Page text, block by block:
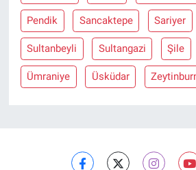
Pendik Sancaktepe Sariyer
Sultanbeyli Sultangazi Şile
Ümraniye Üsküdar